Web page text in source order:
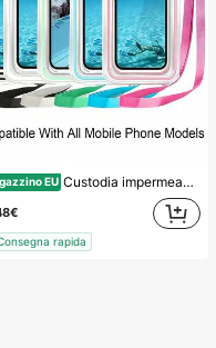
EU Custodia impermeabile universale per telefono, Borsa impermeabile per telefono - Con funzione luminosa, Borsa impermeabile per telefono, Custodia impermeabile per telefono, Compatibile con 17 16 15 14 13 Pro Max Plus Air, Adatta per nuoto, rafting, immersioni, fotografia subacquea, spiaggia, sport all'aperto, viaggi, vacanze, piscina, sport all'aperto, Confezione da 8/5/4/3/2/1, Essenziali estivi
rapida